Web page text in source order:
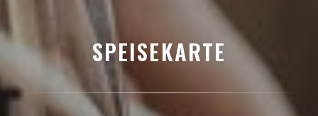
SPEISEKARTE